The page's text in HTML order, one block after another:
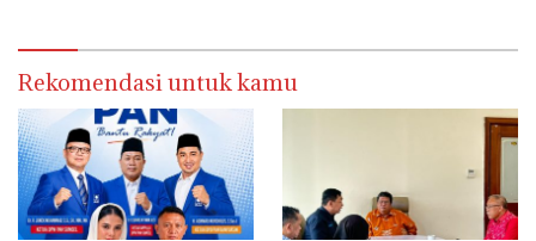
Rekomendasi untuk kamu